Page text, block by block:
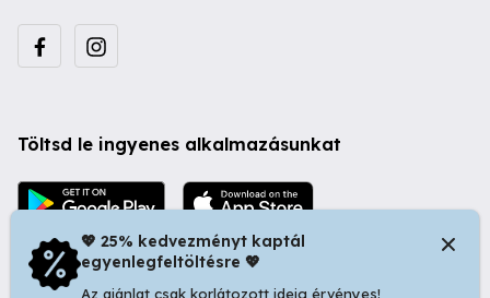
Töltsd le ingyenes alkalmazásunkat
💖 25% kedvezményt kaptál
egyenlegfeltöltésre 💖
Az ajánlat csak korlátozott ideig érvényes!